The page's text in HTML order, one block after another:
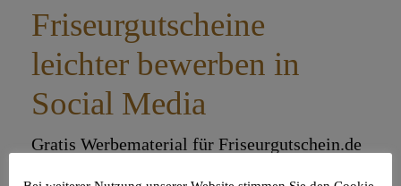
Friseurgutscheine
leichter bewerben in
Social Media
Gratis Werbematerial für Friseurgutschein.de